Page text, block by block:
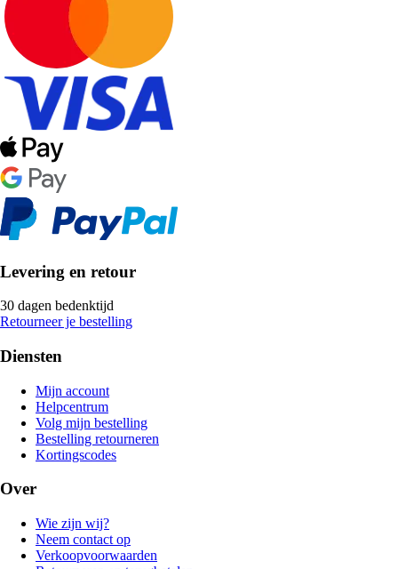
Levering en retour
30 dagen bedenktijd
Retourneer je bestelling
Diensten
Mijn account
Helpcentrum
Volg mijn bestelling
Bestelling retourneren
Kortingscodes
Over
Wie zijn wij?
Neem contact op
Verkoopvoorwaarden